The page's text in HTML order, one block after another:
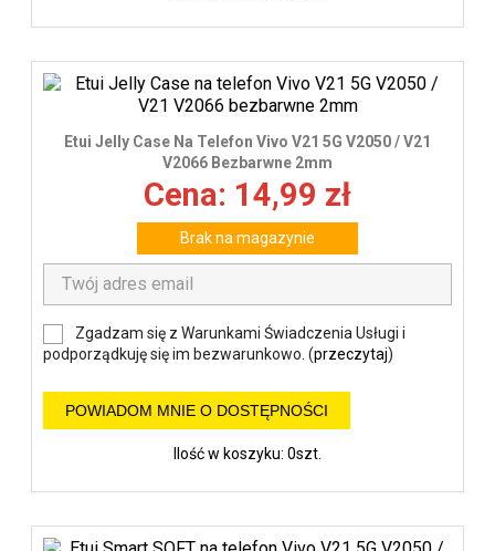
Etui Jelly Case Na Telefon Vivo V21 5G V2050 / V21
V2066 Bezbarwne 2mm
Cena: 14,99 zł
Brak na magazynie
Zgadzam się z Warunkami Świadczenia Usługi i
podporządkuję się im bezwarunkowo. (przeczytaj)
POWIADOM MNIE O DOSTĘPNOŚCI
Ilość w koszyku: 0szt.